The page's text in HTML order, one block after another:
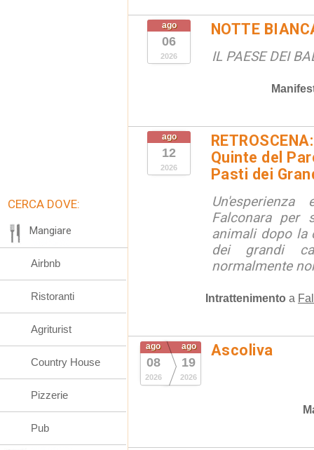
ago
06
2026
NOTTE
IL PAESE DEI
ago
12
2026
Quinte del
Pasti dei
Falconara per
animali dopo la
dei grandi
normalmente
Intrattenimento a
ago
08
2026
ago
19
2026
Ascoliva
CERCA DOVE:
Mangiare
Airbnb
Ristoranti
Agriturist
Country House
Pizzerie
Pub